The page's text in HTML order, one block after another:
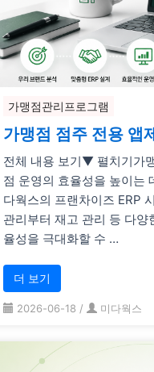
가맹점관리프로그램
가맹점 점주 전용 앱
전체 내용 보기▼ 펼치기가
점 운영의 효율성을 높이는
다웍스의 프랜차이즈 ERP
관리부터 재고 관리 등 다양
율성을 극대화할 수 …
더 보기
2026-06-18 / 미다웍스